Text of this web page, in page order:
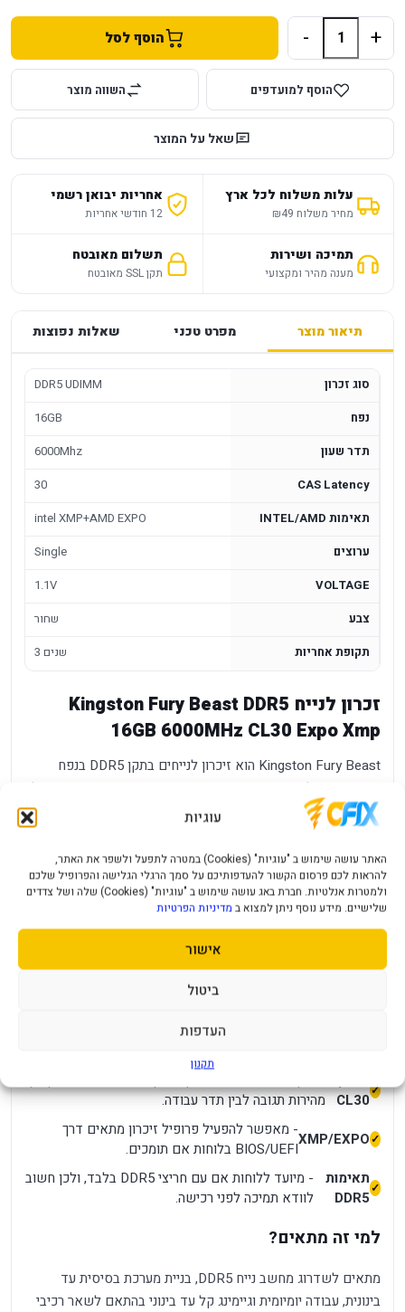
עוגיות
האתר עושה שימוש ב "עוגיות" (Cookies) במטרה לתפעל ולשפר את האתר,
להראות לכם פרסום הקשור להעדפותיכם על סמך הרגלי הגלישה והפרופיל שלכם
ולמטרות אנלטיות. חברת באג עושה שימוש ב "עוגיות" (Cookies) שלה ושל צדדים
שלישיים. מידע נוסף ניתן למצוא ב מדיניות הפרטיות
אישור
ביטול
העדפות
תקנון
+
- הוסף לסל
הוסף למועדפים השווה מוצר
שאל על המוצר
עלות משלוח לכל ארץ
מחיר משלוח ₪49
אחריות יבואן רשמי
12 חודשי אחריות
תמיכה ושירות
מענה מהיר ומקצועי
תשלום מאובטח
תקן SSL מאובטח
תיאור מוצר מפרט טכני שאלות נפוצות
סוג זכרון
DDR5 UDIMM
נפח
16GB
תדר שעון
6000Mhz
CAS Latency
30
תאימות INTEL/AMD
intel XMP+AMD EXPO
ערוצים
Single
VOLTAGE
1.1V
צבע
שחור
תקופת אחריות
3 שנים
זכרון לנייח Kingston Fury Beast DDR5
16GB 6000MHz CL30 Expo Xmp
Kingston Fury Beast הוא זיכרון לנייחים בתקן DDR5 בנפח
16GB כמודול יחיד, במהירות 6000MHz בתזמון CL30 עם פרופיל
XMP/EXPO. זהו שדרוג שמתמקד בשילוב בין נפח, מהירות
ותאימות למערכות נייחות עדכניות שתומכות בזיכרון DDR5.
יתרונות מרכזיים
נפח
16GB
- מאפשר עבודה נוחה יותר עם מספר יישומים פתוחים,
משחקים ותוכנות כבדות בהתאם לרמת המערכת.
בסיסיים, במיוחד במערכות חדשות ובשימושים מרובי
CL30 מהירות תגובה לבין תדר עבודה.
XMP/EXPO- מאפשר להפעיל פרופיל זיכרון מתאים דרך
BIOS/UEFI בלוחות אם תומכים.
תאימות
DDR5
- מיועד ללוחות אם עם חריצי DDR5 בלבד, ולכן חשוב
לוודא תמיכה לפני רכישה.
למי זה מתאים?
מתאים לשדרוג מחשב נייח DDR5, בניית מערכת בסיסית עד
בינונית, עבודה יומיומית וגיימינג קל עד בינוני בהתאם לשאר רכיבי